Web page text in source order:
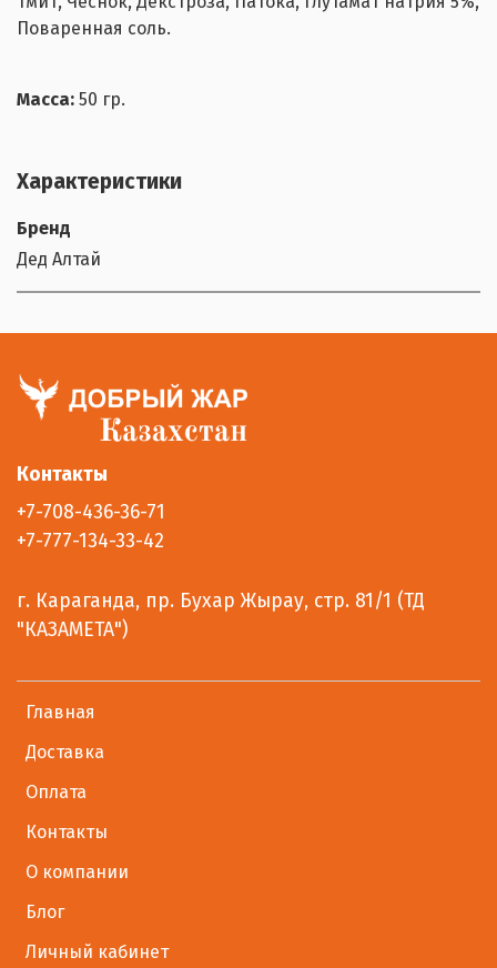
Поваренная соль.
Масса: 50 гр.
Характеристики
Бренд
Дед Алтай
Главная
Доставка
Оплата
Контакты
О компании
Блог
Личный кабинет
Контакты
+7-708-436-36-71
+7-777-134-33-42
г. Караганда, пр. Бухар Жырау, стр. 81/1 (ТД
"КАЗАМЕТА")